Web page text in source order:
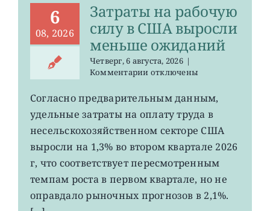
лет
6
08, 2026
Затраты на рабочую
силу в США выросли
меньше ожиданий
Четверг, 6 августа, 2026 |
Комментариик
Затраты
рабочую
силу
США
выросли
ожиданий
отключены
Согласно предварительным данным,
удельные затраты на оплату труда в
несельскохозяйственном секторе США
выросли на 1,3% во втором квартале 2026
г, что соответствует пересмотренным
темпам роста в первом квартале, но не
оправдало рыночных прогнозов в 2,1%.